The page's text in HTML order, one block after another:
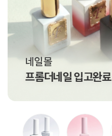
네일몰
프롬더네일 입고완료